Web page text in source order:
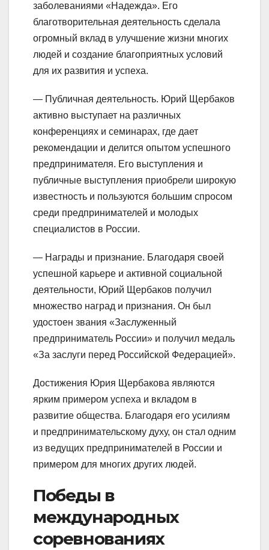
заболеваниями «Надежда». Его
благотворительная деятельность сделала
огромный вклад в улучшение жизни многих
людей и создание благоприятных условий
для их развития и успеха.
— Публичная деятельность. Юрий Щербаков
активно выступает на различных
конференциях и семинарах, где дает
рекомендации и делится опытом успешного
предпринимателя. Его выступления и
публичные выступления приобрели широкую
известность и пользуются большим спросом
среди предпринимателей и молодых
специалистов в России.
— Награды и признание. Благодаря своей
успешной карьере и активной социальной
деятельности, Юрий Щербаков получил
множество наград и признания. Он был
удостоен звания «Заслуженный
предприниматель России» и получил медаль
«За заслуги перед Российской Федерацией».
Достижения Юрия Щербакова являются
ярким примером успеха и вкладом в
развитие общества. Благодаря его усилиям
и предпринимательскому духу, он стал одним
из ведущих предпринимателей в России и
примером для многих других людей.
Победы в
международных
соревнованиях